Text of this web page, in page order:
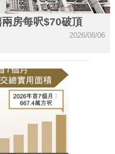
房每呎$70破頂
2026/08/06